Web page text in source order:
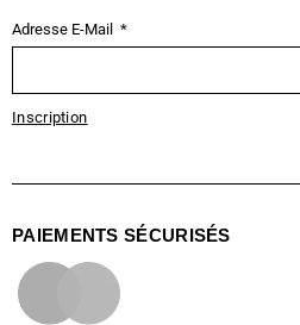
Adresse E-Mail
Inscription
PAIEMENTS SÉCURISÉS